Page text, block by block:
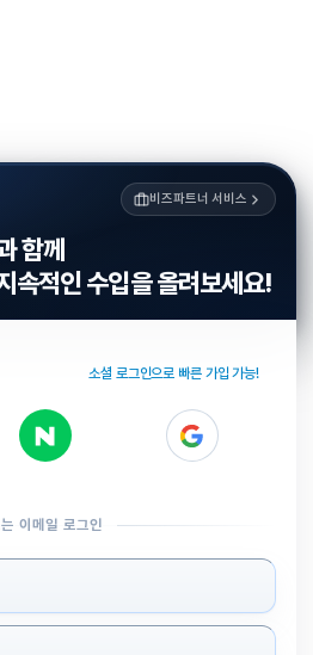
비즈파트너 서비스
함께
속적인 수입을 올려보세요!
소셜 로그인으로 빠른 가입 가능!
이메일 로그인